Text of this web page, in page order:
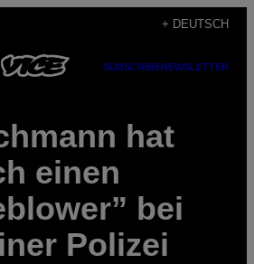
+ DEUTSCH
SUBSCRIBENEWSLETTER
hat
einen
bei
Polizei